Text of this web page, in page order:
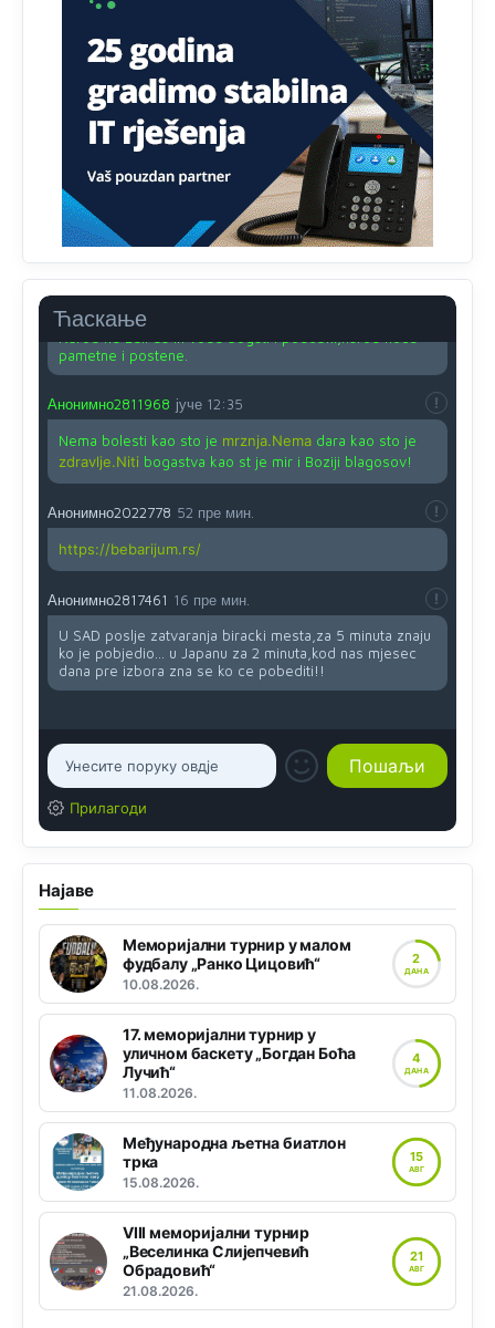
Ћаскање
Nije u svijetu problem,nahraniti siromasnd,kako nahraniti
bogate!?
Анонимно2810587 јуче 11:26
Pozdrav,evo hvata me meze.
Анонимно2811968 11:38
Sta bi rekaoprof.Momcilo Gigovic?Tako je lepi moj!
Анонимно2811968
pametne i postene.
Анонимно2811968 јуче 12:35
Nema bolesti kao sto je mrznja.Nemadara kao sto je
zdravlje.Niti bogastva kao st je mir i Boziji blagosov!
Анонимно2022778 52 пре мин.
https://bebarijum.rs/
Анонимно2817461 16 пре мин.
U SAD poslje zatvaranja biracki mesta,za 5 minuta znaju
ko je pobjedio... u Japanu za 2 minuta,kod nas mjesec
dana pre izbora zna se ko ce pobediti!!
Прилагоди
Најаве
Меморијални турнир у малом
фудбалу „Ранко Цицовић“
10.08.2026.
2
ДАНА
17. меморијални турнир у
уличном баскету „Богдан Боћа
Лучић“
11.08.2026.
4
ДАНА
Међународна љетна биатлон
трка
15.08.2026.
15
АВГ
VIII меморијални турнир
„Веселинка Слијепчевић
Обрадовић“
21.08.2026.
21
АВГ